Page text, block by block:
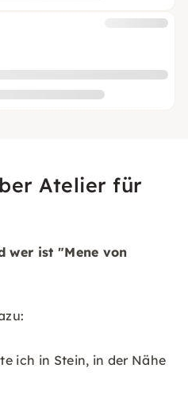
Atelier für
wer ist "Mene von
ich in Stein, in der Nähe